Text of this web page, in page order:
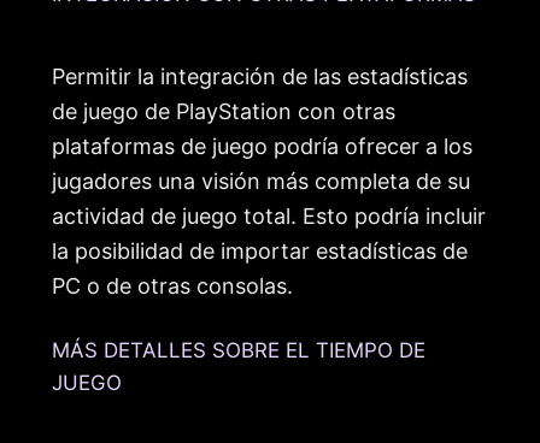
Permitir la integración de las estadísticas
de juego de PlayStation con otras
plataformas de juego podría ofrecer a los
jugadores una visión más completa de su
actividad de juego total. Esto podría incluir
la posibilidad de importar estadísticas de
PC o de otras consolas.
MÁS DETALLES SOBRE EL TIEMPO DE
JUEGO